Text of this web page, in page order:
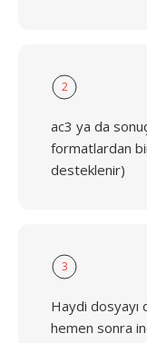
2
ac3 ya da
formatlardan
desteklenir)
3
Haydi dosyayı
hemen sonra